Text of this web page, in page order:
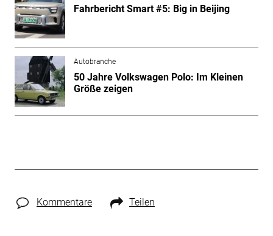
Fahrbericht Smart #5: Big in Beijing
Autobranche
50 Jahre Volkswagen Polo: Im Kleinen
Größe zeigen
Kommentare Teilen